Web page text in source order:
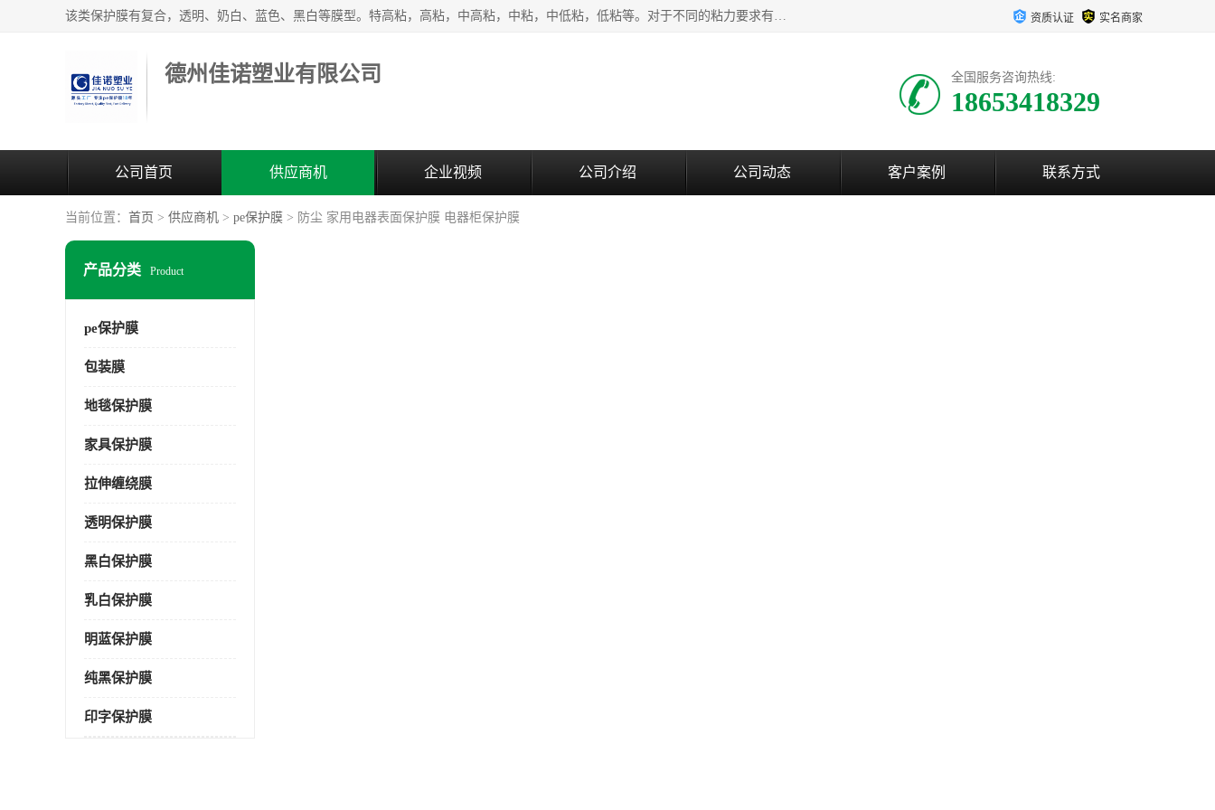
该类保护膜有复合，透明、奶白、蓝色、黑白等膜型。特高粘，高粘，中高粘，中粘，中低粘，低粘等。对于不同的粘力要求有相应的产品相适配。无胶渍残留污染。在较宽的收卷幅度下平整无皱纹，收卷长度大，利于机械化及自动化施工粘贴。为您的产品提供的表面保护解决方案。 产品广泛适用于：铝材、不锈钢、金属、塑料、电子、家电、家具、玻璃、化工材料、装饰材料等。 资质认证 实名商家
德州佳诺塑业有限公司 全国服务咨询热线:
18653418329
公司首页 供应商机 企业视频 公司介绍 公司动态 客户案例 联系方式
当前位置： 首页 > 供应商机 > pe保护膜 > 防尘 家用电器表面保护膜 电器柜保护膜
产品分类 Product
pe保护膜
包装膜
地毯保护膜
家具保护膜
拉伸缠绕膜
透明保护膜
黑白保护膜
乳白保护膜
明蓝保护膜
纯黑保护膜
印字保护膜